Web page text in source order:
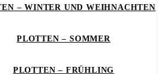
– WINTER UND WEIHNACHTEN
PLOTTEN – SOMMER
PLOTTEN – FRÜHLING